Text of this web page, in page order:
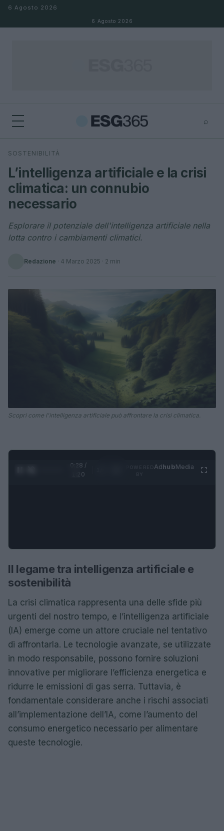
Salta al contenuto
6 Agosto 2026
6 Agosto 2026
⌕
Cerca
SOSTENIBILITÀ
L’intelligenza artificiale e la crisi
climatica: un connubio
necessario
Esplorare il potenziale dell'intelligenza artificiale nella
lotta contro i cambiamenti climatici.
Redazione · 4 Marzo 2025 · 2 min
Scopri come l'intelligenza artificiale può affrontare la crisi climatica.
0:28 /
1:20
AdhubMedia
Il legame tra intelligenza artificiale e
sostenibilità
La crisi climatica rappresenta una delle sfide più
urgenti del nostro tempo, e l’intelligenza artificiale
(IA) emerge come un attore cruciale nel tentativo
di affrontarla. Le tecnologie avanzate, se utilizzate
in modo responsabile, possono fornire soluzioni
innovative per migliorare l’efficienza energetica e
ridurre le emissioni di gas serra. Tuttavia, è
fondamentale considerare anche i rischi associati
all’implementazione dell’IA, come l’aumento del
consumo energetico necessario per alimentare
queste tecnologie.